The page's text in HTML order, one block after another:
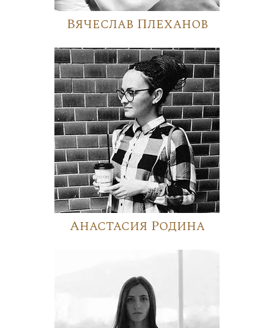
Вячеслав Плеханов
Анастасия Родина